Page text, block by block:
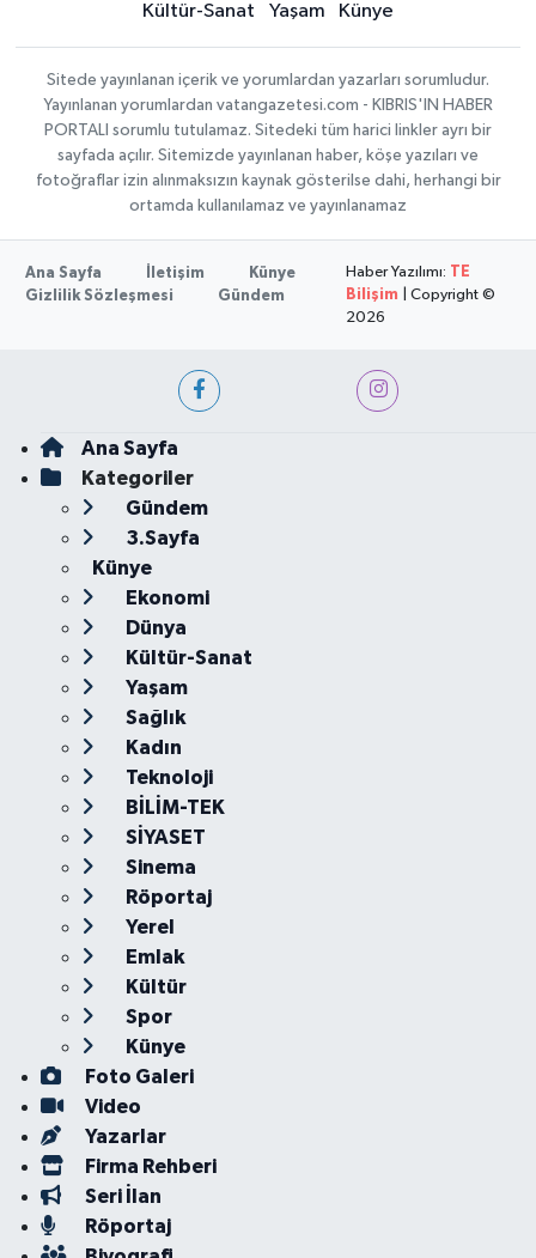
Kültür-Sanat
Yaşam Künye
Sitede yayınlanan içerik ve yorumlardan yazarları sorumludur.
Yayınlanan yorumlardan vatangazetesi.com - KIBRIS'IN HABER
PORTALI sorumlu tutulamaz. Sitedeki tüm harici linkler ayrı bir
sayfada açılır. Sitemizde yayınlanan haber, köşe yazıları ve
fotoğraflar izin alınmaksızın kaynak gösterilse dahi, herhangi bir
ortamda kullanılamaz ve yayınlanamaz
Ana Sayfa İletişim
Künye
Gizlilik Sözleşmesi
Gündem
Haber Yazılımı: TE
Bilişim | Copyright ©
2026
Ana Sayfa
Kategoriler
Gündem
3.Sayfa
Künye
Ekonomi
Dünya
Kültür-Sanat
Yaşam
Sağlık
Kadın
Teknoloji
BİLİM-TEK
SİYASET
Sinema
Röportaj
Yerel
Emlak
Kültür
Spor
Künye
Foto Galeri
Video
Yazarlar
Firma Rehberi
Seri İlan
Röportaj